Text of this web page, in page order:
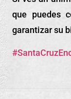
que puedes
garantizar su